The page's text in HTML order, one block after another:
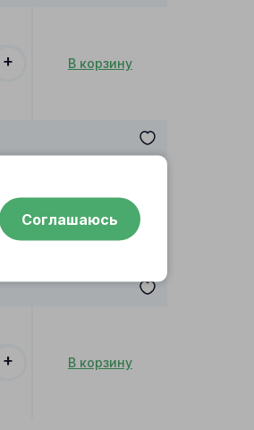
+ В корзину
+ В корзину
+ В корзину
Соглашаюсь